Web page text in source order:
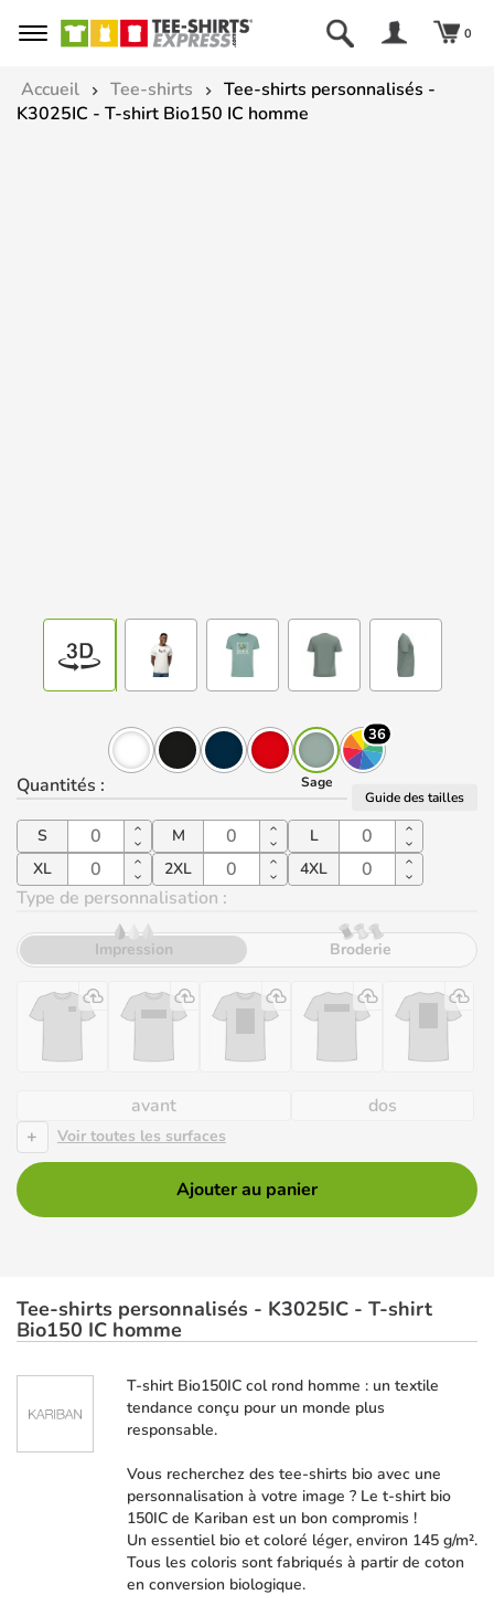
0
Accueil Tee-shirts
Tee-shirts personnalisés -
K3025IC - T-shirt Bio150 IC homme
Sage
36
Quantités : Guide des tailles
S M
L
XL
2XL 4XL
Type de personnalisation :
Impression Broderie
avant
dos
+
Voir toutes les surfaces
Ajouter au panier
Tee-shirts personnalisés - K3025IC - T-shirt
Bio150 IC homme
T-shirt Bio150IC col rond homme : un textile
tendance conçu pour un monde plus
responsable.
Vous recherchez des tee-shirts bio avec une
personnalisation à votre image ? Le t-shirt bio
150IC de Kariban est un bon compromis !
Un essentiel bio et coloré léger, environ 145 g/m².
Tous les coloris sont fabriqués à partir de coton
en conversion biologique.